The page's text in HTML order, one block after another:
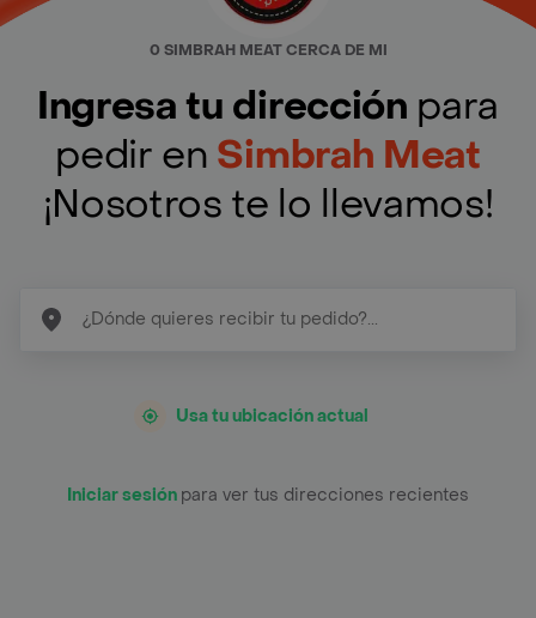
0 SIMBRAH MEAT CERCA DE MI
Ingresa tu dirección para
pedir en Simbrah Meat
¡Nosotros te lo llevamos!
Usa tu ubicación actual
Iniciar sesión para ver tus direcciones recientes